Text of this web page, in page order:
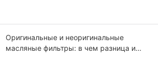
Оригинальные и неоригинальные
масляные фильтры: в чем разница и